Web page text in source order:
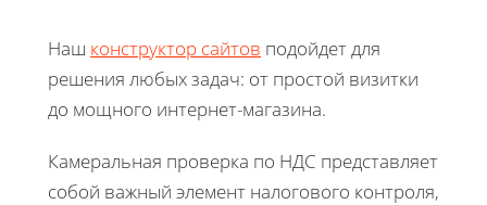
Наш конструктор сайтов подойдет для
решения любых задач: от простой визитки
до мощного интернет-магазина.
Камеральная проверка по НДС представляет
собой важный элемент налогового контроля,